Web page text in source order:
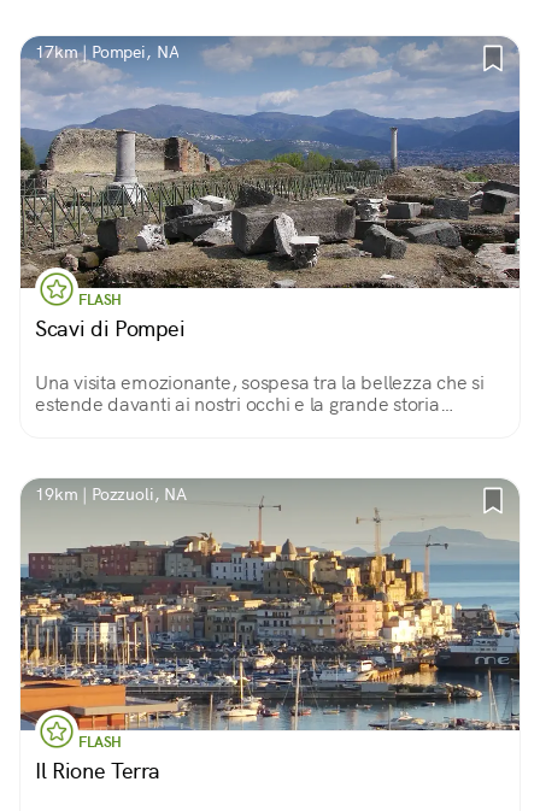
17km | Pompei, NA
FLASH
Scavi di Pompei
Una visita emozionante, sospesa tra la bellezza che si
estende davanti ai nostri occhi e la grande storia
19km | Pozzuoli, NA
FLASH
Il Rione Terra